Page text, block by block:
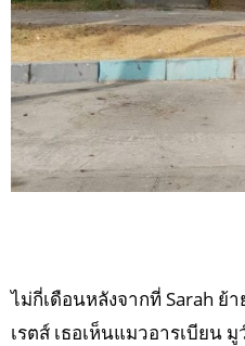
ไม่กี่เดือนหลังจากที่ Sarah ย้
เรตส์ เธอเห็นแมวอารเบียน